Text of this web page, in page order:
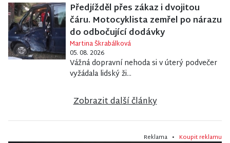
Předjížděl přes zákaz i dvojitou
čáru. Motocyklista zemřel po nárazu
do odbočující dodávky
Martina Škrabálková
05. 08. 2026
Vážná dopravní nehoda si v úterý podvečer
vyžádala lidský ži...
Zobrazit další články
Reklama • Koupit reklamu